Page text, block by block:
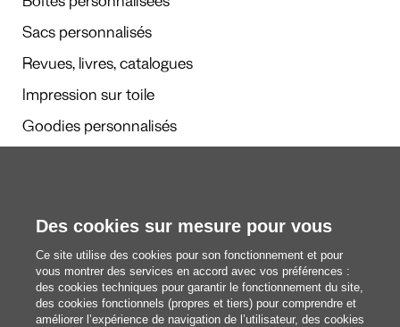
Boîtes personnalisées
Sacs personnalisés
Revues, livres, catalogues
Impression sur toile
Goodies personnalisés
Nous découvrir
Des cookies sur mesure pour vous
Ce site utilise des cookies pour son fonctionnement et pour
vous montrer des services en accord avec vos préférences :
des cookies techniques pour garantir le fonctionnement du site,
des cookies fonctionnels (propres et tiers) pour comprendre et
améliorer l’expérience de navigation de l’utilisateur, des cookies